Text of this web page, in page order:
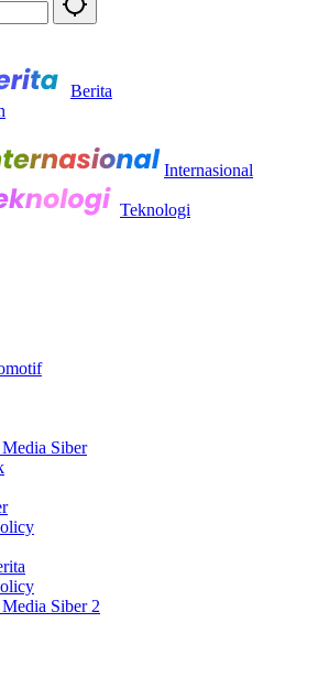
Berita
Internasional
Teknologi
Siber
Siber 2